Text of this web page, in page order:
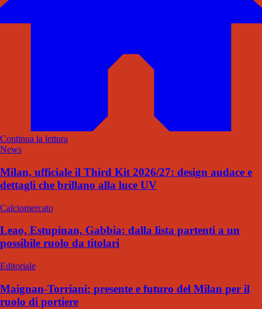
Continua la lettura
News
Milan, ufficiale il Third Kit 2026/27: design audace e
dettagli che brillano alla luce UV
Calciomercato
Leao, Estupinan, Gabbia: dalla lista partenti a un
possibile ruolo da titolari
Editoriale
Maignan-Torriani: presente e futuro del Milan per il
ruolo di portiere